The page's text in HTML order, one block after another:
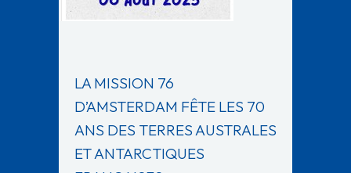
LA MISSION 76
D’AMSTERDAM FÊTE LES 70
ANS DES TERRES AUSTRALES
ET ANTARCTIQUES